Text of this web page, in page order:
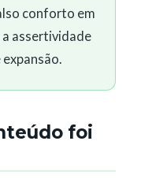
conforto em
assertividade
foi